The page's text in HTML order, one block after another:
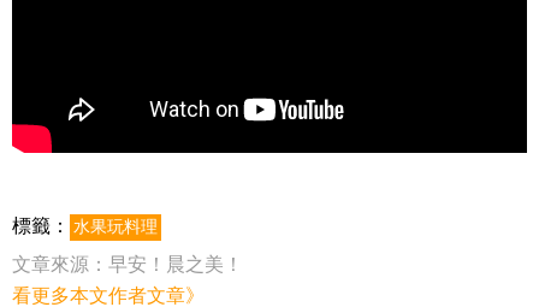
標籤： 水果玩料理
文章來源： 早安！晨之美！
看更多本文作者文章》